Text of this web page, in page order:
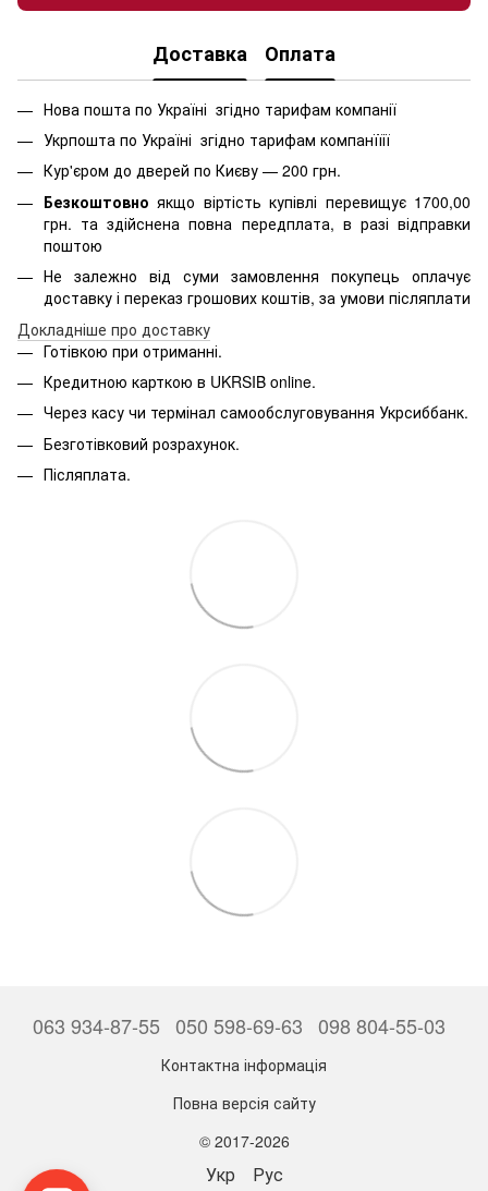
Доставка Оплата
Нова пошта по Україні згідно тарифам компанії
Укрпошта по Україні згідно тарифам компанїїії
Кур'єром до дверей по Києву — 200 грн.
Безкоштовно якщо віртість купівлі перевищує 1700,00
грн. та здійснена повна передплата, в разі відправки
поштою
Не залежно від суми замовлення покупець оплачує
доставку і переказ грошових коштів, за умови післяплати
Докладніше про доставку
Готівкою при отриманні.
Кредитною карткою в UKRSIB online.
Через касу чи термінал самообслуговування Укрсиббанк.
Безготівковий розрахунок.
Післяплата.
063 934-87-55 050 598-69-63 098 804-55-03
Контактна інформація
Повна версія сайту
© 2017-2026
Укр Рус